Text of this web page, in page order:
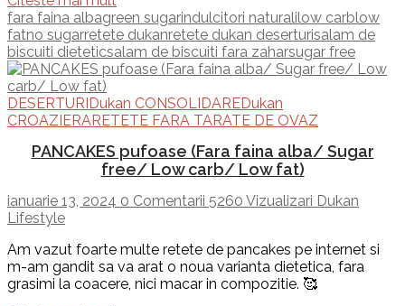
fara faina albagreen sugarindulcitori naturalilow carblow
fatno sugarretete dukanretete dukan deserturisalam de
biscuiti dieteticsalam de biscuiti fara zaharsugar free
DESERTURI Dukan CONSOLIDAREDukan
CROAZIERARETETE FARA TARATE DE OVAZ
PANCAKES pufoase (Fara faina alba/ Sugar
free/ Low carb/ Low fat)
ianuarie 13, 2024 0 Comentarii 5260 Vizualizari Dukan
Lifestyle
Am vazut foarte multe retete de pancakes pe internet si
m-am gandit sa va arat o noua varianta dietetica, fara
grasimi la coacere, nici macar in compozitie. 🥰